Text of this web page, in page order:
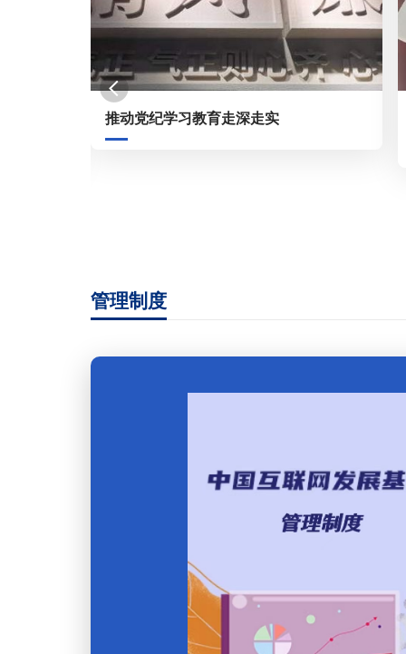
推动党纪学习教育走深走实
管理制度